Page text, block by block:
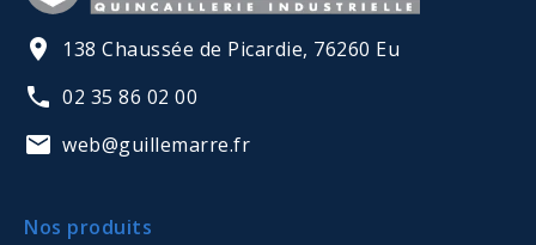
138 Chaussée de Picardie, 76260 Eu
02 35 86 02 00
web@guillemarre.fr
Nos produits